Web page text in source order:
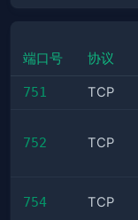
端口号 协议
751 TCP
752 TCP
754 TCP